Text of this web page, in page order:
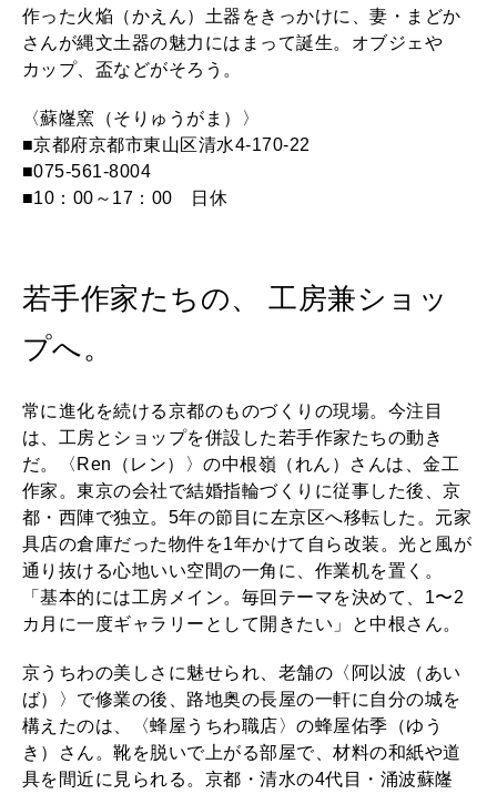
作った火焔（かえん）土器をきっかけに、妻・まどか
さんが縄文土器の魅力にはまって誕生。オブジェや
カップ、盃などがそろう。
〈蘇嶐窯（そりゅうがま）〉
■京都府京都市東山区清水4-170-22
■075-561-8004
■10：00～17：00 日休
若手作家たちの、 工房兼ショッ
プへ。
常に進化を続ける京都のものづくりの現場。今注目
は、工房とショップを併設した若手作家たちの動き
だ。〈Ren（レン）〉の中根嶺（れん）さんは、金工
作家。東京の会社で結婚指輪づくりに従事した後、京
都・西陣で独立。5年の節目に左京区へ移転した。元家
具店の倉庫だった物件を1年かけて自ら改装。光と風が
通り抜ける心地いい空間の一角に、作業机を置く。
「基本的には工房メイン。毎回テーマを決めて、1〜2
カ月に一度ギャラリーとして開きたい」と中根さん。
京うちわの美しさに魅せられ、老舗の〈阿以波（あい
ば）〉で修業の後、路地奥の長屋の一軒に自分の城を
構えたのは、〈蜂屋うちわ職店〉の蜂屋佑季（ゆう
き）さん。靴を脱いで上がる部屋で、材料の和紙や道
具を間近に見られる。京都・清水の4代目・涌波蘇嶐